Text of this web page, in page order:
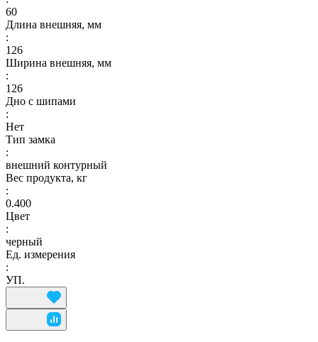
60
Длина внешняя, мм
:
126
Ширина внешняя, мм
:
126
Дно с шипами
:
Нет
Тип замка
:
внешний контурный
Вес продукта, кг
:
0.400
Цвет
:
черный
Ед. измерения
:
УП.